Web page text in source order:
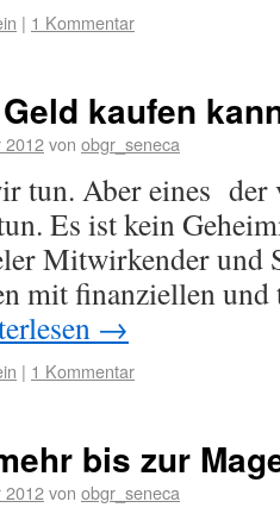
| 1 Kommentar
kaufen
2012von obgr_seneca
tun. Aber eines der
Es ist kein
Mitwirkender und
mit finanziellen
→
| 1 Kommentar
bis zur
2012von obgr_seneca